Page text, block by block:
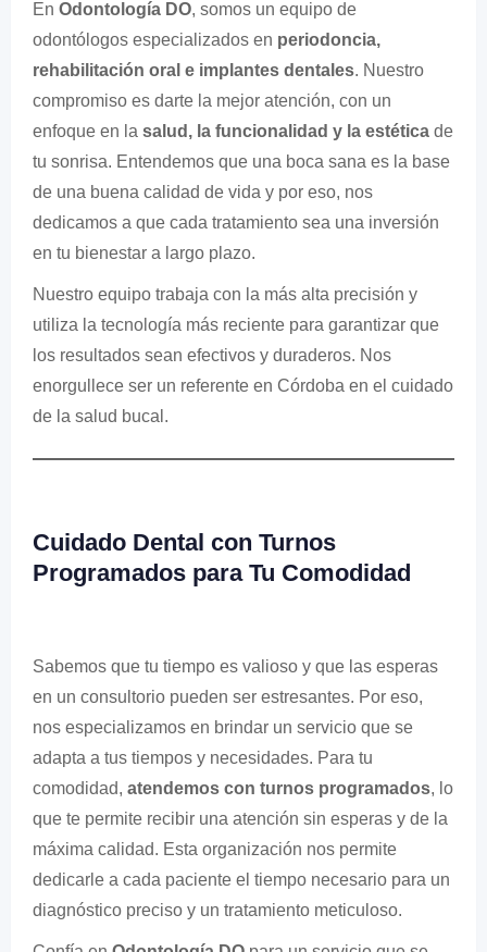
En Odontología DO, somos un equipo de
odontólogos especializados en periodoncia,
rehabilitación oral e implantes dentales. Nuestro
compromiso es darte la mejor atención, con un
enfoque en la salud, la funcionalidad y la estética de
tu sonrisa. Entendemos que una boca sana es la base
de una buena calidad de vida y por eso, nos
dedicamos a que cada tratamiento sea una inversión
en tu bienestar a largo plazo.
Nuestro equipo trabaja con la más alta precisión y
utiliza la tecnología más reciente para garantizar que
los resultados sean efectivos y duraderos. Nos
enorgullece ser un referente en Córdoba en el cuidado
de la salud bucal.
Cuidado Dental con Turnos
Programados para Tu Comodidad
Sabemos que tu tiempo es valioso y que las esperas
en un consultorio pueden ser estresantes. Por eso,
nos especializamos en brindar un servicio que se
adapta a tus tiempos y necesidades. Para tu
comodidad, atendemos con turnos programados, lo
que te permite recibir una atención sin esperas y de la
máxima calidad. Esta organización nos permite
dedicarle a cada paciente el tiempo necesario para un
diagnóstico preciso y un tratamiento meticuloso.